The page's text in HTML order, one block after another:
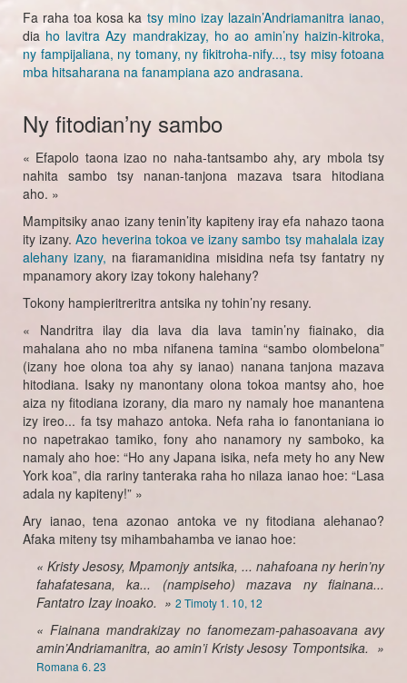
Fa raha toa kosa ka tsy mino izay lazain’Andriamanitra ianao,
dia ho lavitra Azy mandrakizay, ho ao amin’ny haizin-kitroka,
ny fampijaliana, ny tomany, ny fikitroha-nify..., tsy misy fotoana
mba hitsaharana na fanampiana azo andrasana.
Ny fitodian’ny sambo
« Efapolo taona izao no naha-tantsambo ahy, ary mbola tsy
nahita sambo tsy nanan-tanjona mazava tsara hitodiana
aho. »
Mampitsiky anao izany tenin’ity kapiteny iray efa nahazo taona
ity izany.Azo heverina tokoa ve izany sambo tsy mahalala izay
alehany izany, na fiaramanidina misidina nefa tsy fantatry ny
mpanamory akory izay tokony halehany?
Tokony hampieritreritra antsika ny tohin’ny resany.
« Nandritra ilay dia lava dia lava tamin’ny fiainako, dia
mahalana aho no mba nifanena tamina “sambo olombelona”
(izany hoe olona toa ahy sy ianao) nanana tanjona mazava
hitodiana. Isaky ny manontany olona tokoa mantsy aho, hoe
aiza ny fitodiana izorany, dia maro ny namaly hoe manantena
izy ireo... fa tsy mahazo antoka. Nefa raha io fanontaniana io
no napetrakao tamiko, fony aho nanamory ny samboko, ka
namaly aho hoe: “Ho any Japana isika, nefa mety ho any New
York koa”, dia rariny tanteraka raha ho nilaza ianao hoe: “Lasa
adala ny kapiteny!” »
Ary ianao, tena azonao antoka ve ny fitodiana alehanao?
Afaka miteny tsy mihambahamba ve ianao hoe:
« Kristy Jesosy, Mpamonjy antsika, ... nahafoana ny herin’ny
fahafatesana, ka... (nampiseho) mazava ny fiainana...
Fantatro Izay inoako. » 2 Timoty 1. 10, 12
« Fiainana mandrakizay no fanomezam-pahasoavana avy
amin’Andriamanitra, ao amin’i Kristy Jesosy Tompontsika. »
Romana 6. 23